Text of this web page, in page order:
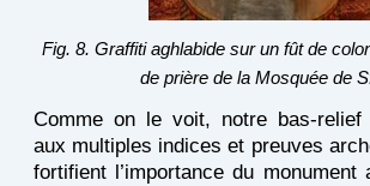
Fig. 8. Graffiti aghlabide sur un fût de
de prière de la Mosquée de
Comme on le voit, notre bas-relief
aux multiples indices et preuves
fortifient l’importance du monument